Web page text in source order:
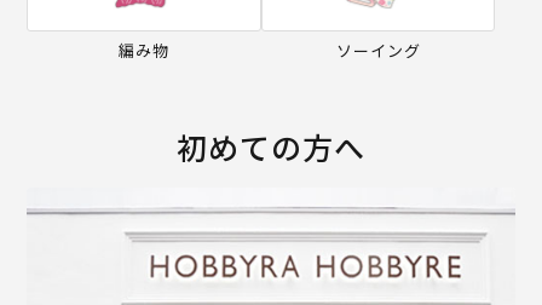
編み物 ソーイング
初めての方へ